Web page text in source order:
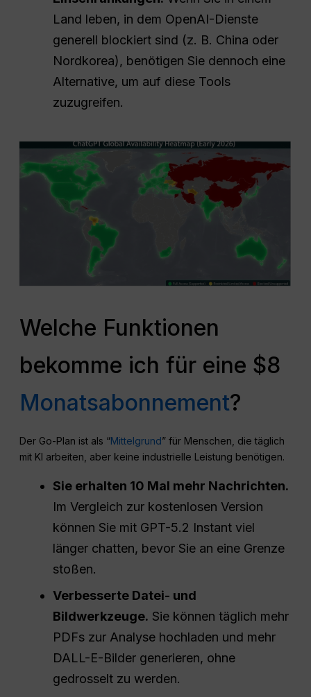
Land leben, in dem OpenAI-Dienste
generell blockiert sind (z. B. China oder
Nordkorea), benötigen Sie dennoch eine
Alternative, um auf diese Tools
zuzugreifen.
Welche Funktionen
bekomme ich für eine $8
Monatsabonnement?
Der Go-Plan ist als “Mittelgrund” für Menschen, die täglich
mit KI arbeiten, aber keine industrielle Leistung benötigen.
Sie erhalten 10 Mal mehr Nachrichten.
Im Vergleich zur kostenlosen Version
können Sie mit GPT-5.2 Instant viel
länger chatten, bevor Sie an eine Grenze
stoßen.
Verbesserte Datei- und
Bildwerkzeuge. Sie können täglich mehr
PDFs zur Analyse hochladen und mehr
DALL-E-Bilder generieren, ohne
gedrosselt zu werden.